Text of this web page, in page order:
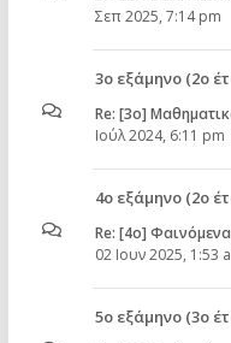
Σεπ 2025, 7:14 pm
3ο εξάμηνο (2ο
Re: [3ο]
Ιούλ 2024, 6:11 pm
4ο εξάμηνο (2ο
Re: [4ο]
02 Ιουν 2025, 1:53
5ο εξάμηνο (3ο